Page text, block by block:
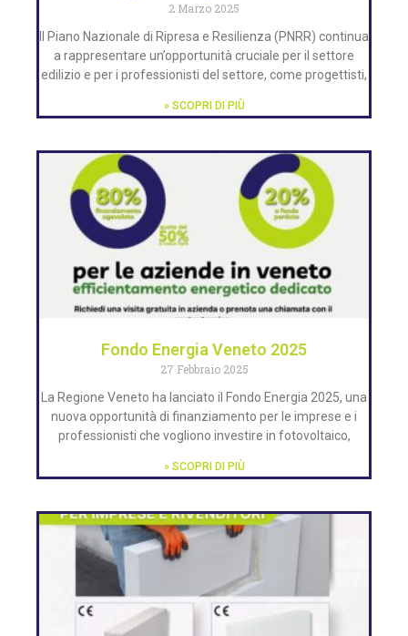
2 Marzo 2025
Il Piano Nazionale di Ripresa e Resilienza (PNRR) continua
a rappresentare un’opportunità cruciale per il settore
edilizio e per i professionisti del settore, come progettisti,
» SCOPRI DI PIÙ
Fondo Energia Veneto 2025
27 Febbraio 2025
La Regione Veneto ha lanciato il Fondo Energia 2025, una
nuova opportunità di finanziamento per le imprese e i
professionisti che vogliono investire in fotovoltaico,
» SCOPRI DI PIÙ